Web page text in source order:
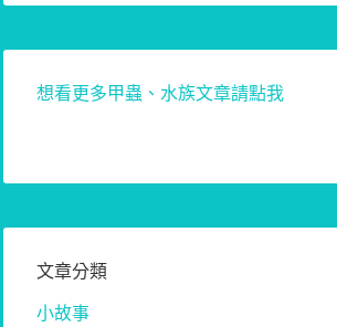
想看更多甲蟲、水族文章請點我
文章分類
小故事